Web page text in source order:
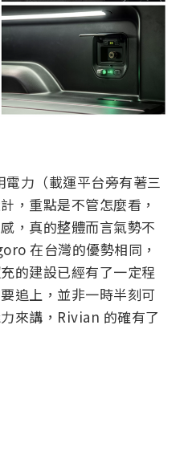
力（載運平台旁有著三
，重點是不管怎麼看，
，真的整體而言氣勢不
在台灣的優勢相同，
的建設已經有了一定程
追上，並非一時半刻可
來講，Rivian 的確有了